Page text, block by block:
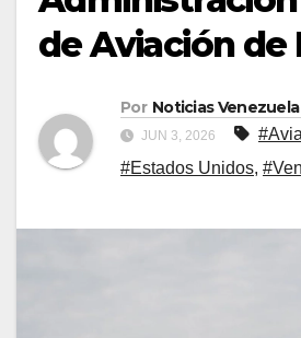
de Aviación de
Por Noticias Venezuela
JUN 3, 2026
#Estados Unidos,